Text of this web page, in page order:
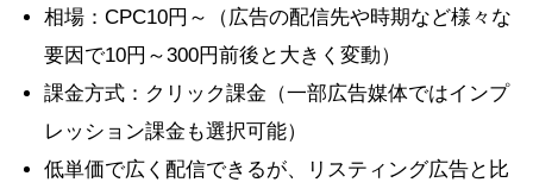
相場：CPC10円～（広告の配信先や時期など様々な
要因で10円～300円前後と大きく変動）
課金方式：クリック課金（一部広告媒体ではインプ
レッション課金も選択可能）
低単価で広く配信できるが、リスティング広告と比